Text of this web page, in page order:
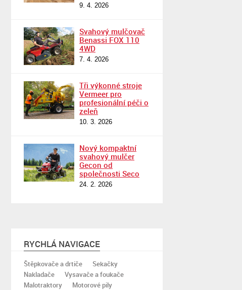
9. 4. 2026
Svahový mulčovač
Benassi FOX 110
4WD
7. 4. 2026
Tři výkonné stroje
Vermeer pro
profesionální péči o
zeleň
10. 3. 2026
Nový kompaktní
svahový mulčer
Gecon od
společnosti Seco
24. 2. 2026
RYCHLÁ NAVIGACE
Štěpkovače a drtiče
Sekačky
Nakladače
Vysavače a foukače
Malotraktory
Motorové pily